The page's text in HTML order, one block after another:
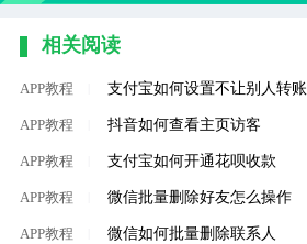
相关阅读
APP教程 支付宝如何设置不让别人转账
APP教程 抖音如何查看主页访客
APP教程 支付宝如何开通花呗收款
APP教程 微信批量删除好友怎么操作
APP教程 微信如何批量删除联系人